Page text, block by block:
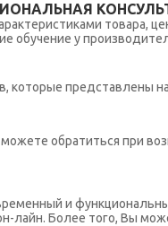
товара,
у
которые представлены
обратиться при
и
лайн. Более того, Вы